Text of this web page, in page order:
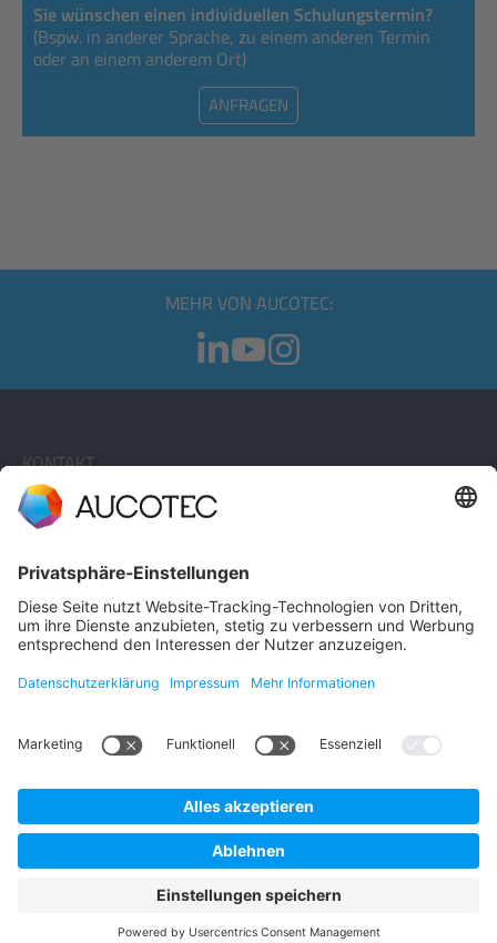
Sie wünschen einen individuellen Schulungstermin?
(Bspw. in anderer Sprache, zu einem anderen Termin
oder an einem anderem Ort)
ANFRAGEN
MEHR VON AUCOTEC:
KONTAKT
KONTAKT AUFNEHMEN
Telefon +49 511 6103 0
AUCOTEC AG
30916 Isernhagen
© 2026 AUCOTEC AG
Datenschutz
Deutsch